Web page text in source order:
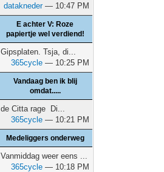
datakneder— 10:47 PM
E achter V: Roze
papiertje wel verdiend!
Gipsplaten. Tsja, di...
365cycle — 10:25 PM
Vandaag ben ik blij
omdat.....
de Citta rage Di...
365cycle — 10:21 PM
Medeliggers onderweg
Vanmiddag weer eens ...
365cycle — 10:18 PM